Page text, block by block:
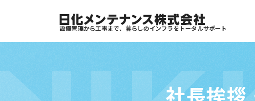
設備管理から工事まで、暮らしのインフラをトータルサポート
社長挨拶